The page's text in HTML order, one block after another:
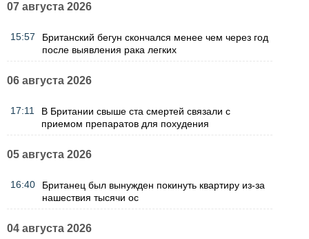
07 августа 2026
15:57
Британский бегун скончался менее чем через год
после выявления рака легких
06 августа 2026
17:11
В Британии свыше ста смертей связали с
приемом препаратов для похудения
05 августа 2026
16:40
Британец был вынужден покинуть квартиру из-за
нашествия тысячи ос
04 августа 2026